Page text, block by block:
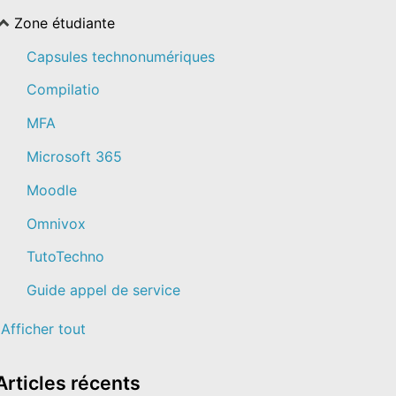
Zone étudiante
Capsules technonumériques
Compilatio
MFA
Microsoft 365
Moodle
Omnivox
TutoTechno
Guide appel de service
Afficher tout
récents